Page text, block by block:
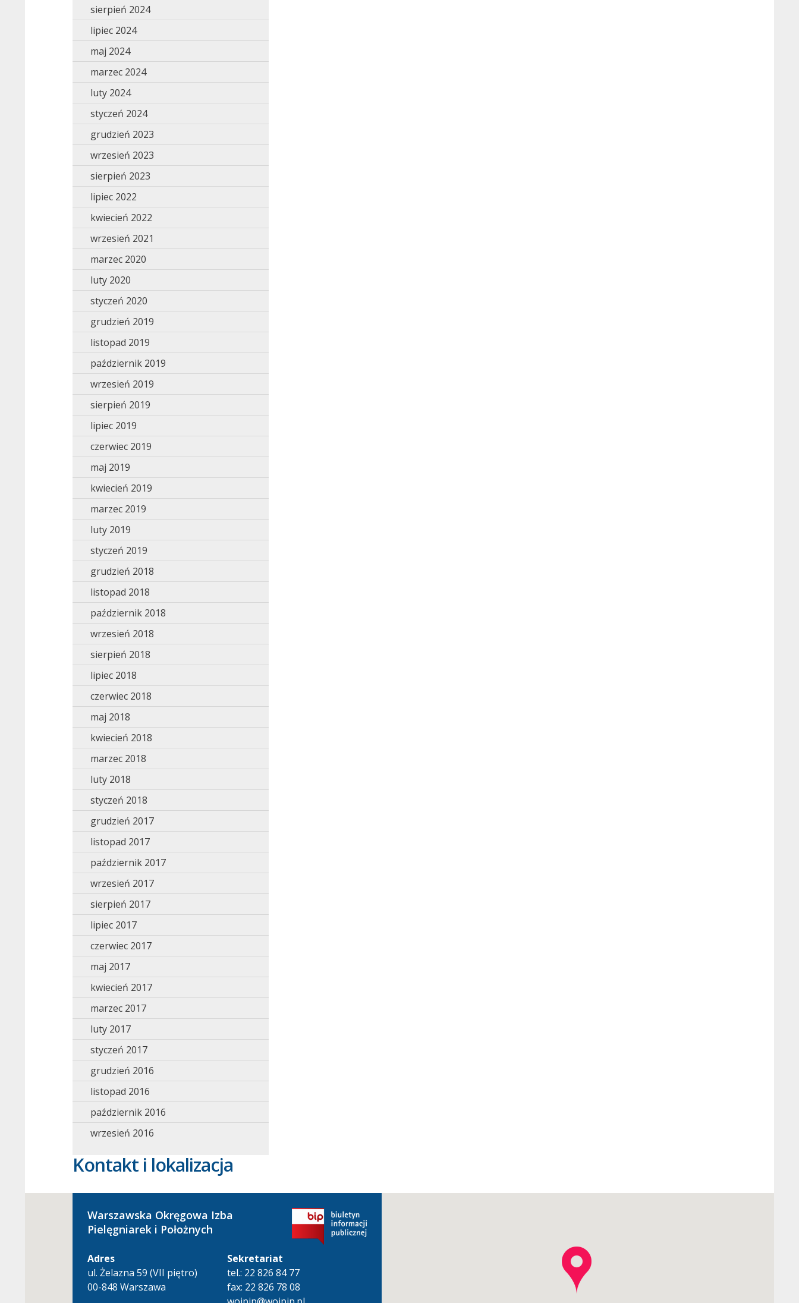
sierpień 2024
lipiec 2024
maj 2024
marzec 2024
luty 2024
styczeń 2024
grudzień 2023
wrzesień 2023
sierpień 2023
lipiec 2022
kwiecień 2022
wrzesień 2021
marzec 2020
luty 2020
styczeń 2020
grudzień 2019
listopad 2019
październik 2019
wrzesień 2019
sierpień 2019
lipiec 2019
czerwiec 2019
maj 2019
kwiecień 2019
marzec 2019
luty 2019
styczeń 2019
grudzień 2018
listopad 2018
październik 2018
wrzesień 2018
sierpień 2018
lipiec 2018
czerwiec 2018
maj 2018
kwiecień 2018
marzec 2018
luty 2018
styczeń 2018
grudzień 2017
listopad 2017
październik 2017
wrzesień 2017
sierpień 2017
lipiec 2017
czerwiec 2017
maj 2017
kwiecień 2017
marzec 2017
luty 2017
styczeń 2017
grudzień 2016
listopad 2016
październik 2016
wrzesień 2016
Kontakt i lokalizacja
Warszawska Okręgowa Izba
Pielęgniarek i Położnych
Adres
ul. Żelazna 59 (VII piętro)
00-848 Warszawa
Sekretariat
tel.: 22 826 84 77
fax: 22 826 78 08